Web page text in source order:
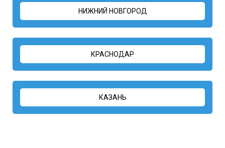
НИЖНИЙ НОВГОРОД
КРАСНОДАР
КАЗАНЬ